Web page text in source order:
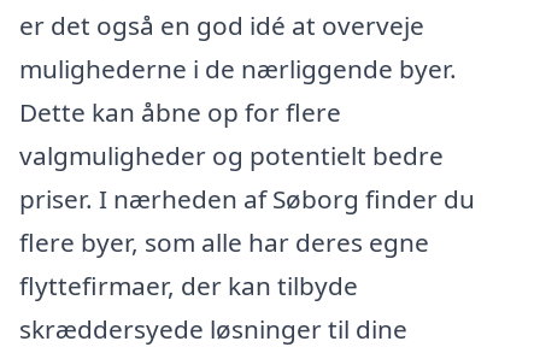
er det også en god idé at overveje
mulighederne i de nærliggende byer.
Dette kan åbne op for flere
valgmuligheder og potentielt bedre
priser. I nærheden af Søborg finder du
flere byer, som alle har deres egne
flyttefirmaer, der kan tilbyde
skræddersyede løsninger til dine